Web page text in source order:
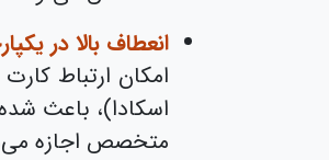
انعطاف بالا در
اسکادا)، باعث
متخصص اجازه